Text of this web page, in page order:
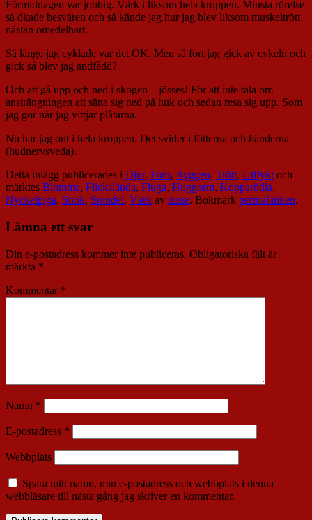
Förmiddagen var jobbig. Värk i liksom hela kroppen. Minsta rörelse
så ökade besvären och så kände jag hur jag blev liksom muskeltrött
nästan omedelbart.
Så länge jag cyklade var det OK. Men så fort jag gick av cykeln och
gick så blev jag andfådd?
Och att gå upp och ned i skogen – jösses! För att inte tala om
ansträngningen att sätta sig ned på huk och sedan resa sig upp. Som
jag gör när jag vittjar plåtarna.
Nu har jag ont i hela kroppen. Det svider i fötterna och händerna
(hudnervsveda).
Detta inlägg publicerades i Djur, Foto, Ryggen, Trött, Utflyktoch
märktes Blomma, Flickslända, Fluga, Huggorm, Kopparödla,
Nyckelpiga, Snok, Spindel, Värk av nisse. Bokmärk permalänken.
Lämna ett svar
Din e-postadress kommer inte publiceras. Obligatoriska fält är
märkta *
Kommentar *
Namn *
E-postadress *
Webbplats
Spara mitt namn, min e-postadress och webbplats i denna
webbläsare till nästa gång jag skriver en kommentar.